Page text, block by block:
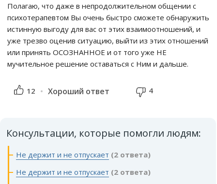
Полагаю, что даже в непродолжительном общении с
психотерапевтом Вы очень быстро сможете обнаружить
истинную выгоду для вас от этих взаимоотношений, и
уже трезво оценив ситуацию, выйти из этих отношений
или принять ОСОЗНАННОЕ и от того уже НЕ
мучительное решение оставаться с Ним и дальше.
12 Хороший ответ 4
Консультации, которые помогли людям:
Не держит и не отпускает (2 ответа)
Не держит и не отпускает (2 ответа)